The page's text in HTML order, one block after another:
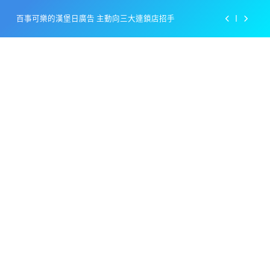
content
百事可樂的漢堡日廣告 主動向三大連鎖店招手